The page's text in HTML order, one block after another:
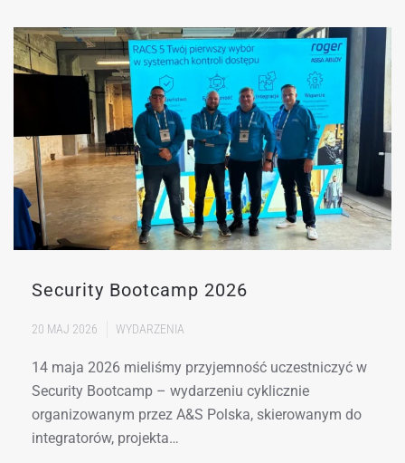
Security Bootcamp 2026
20 MAJ 2026 WYDARZENIA
14 maja 2026 mieliśmy przyjemność uczestniczyć w
Security Bootcamp – wydarzeniu cyklicznie
organizowanym przez A&S Polska, skierowanym do
integratorów, projekta…